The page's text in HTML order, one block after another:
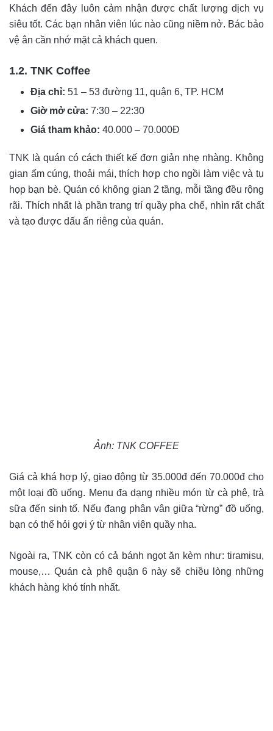
Khách đến đây luôn cảm nhận được chất lượng dịch vụ
siêu tốt. Các bạn nhân viên lúc nào cũng niềm nở. Bác bảo
vệ ân cần nhớ mặt cả khách quen.
1.2. TNK Coffee
Địa chỉ: 51 – 53 đường 11, quận 6, TP. HCM
Giờ mở cửa: 7:30 – 22:30
Giá tham khảo: 40.000 – 70.000Đ
TNK là quán có cách thiết kế đơn giản nhẹ nhàng. Không
gian ấm cúng, thoải mái, thích hợp cho ngồi làm việc và tụ
họp bạn bè. Quán có không gian 2 tầng, mỗi tầng đều rộng
rãi. Thích nhất là phần trang trí quầy pha chế, nhìn rất chất
và tạo được dấu ấn riêng của quán.
Ảnh: TNK COFFEE
Giá cả khá hợp lý, giao động từ 35.000đ đến 70.000đ cho
một loại đồ uống. Menu đa dạng nhiều món từ cà phê, trà
sữa đến sinh tố. Nếu đang phân vân giữa “rừng” đồ uống,
bạn có thể hỏi gợi ý từ nhân viên quầy nha.
Ngoài ra, TNK còn có cả bánh ngọt ăn kèm như: tiramisu,
mouse,… Quán cà phê quận 6 này sẽ chiều lòng những
khách hàng khó tính nhất.